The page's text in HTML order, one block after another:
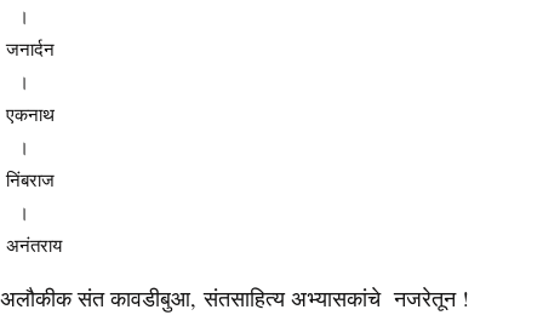
।
जनार्दन
।
एकनाथ
।
निंबराज
।
अनंतराय
अलौकीक संत कावडीबुआ, संतसाहित्य अभ्यासकांचे नजरेतून !